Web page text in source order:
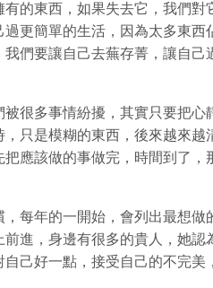
的東西，如果失去它，我們對
更簡單的生活，因為太多東西
們要讓自己去蕪存菁，讓自己
很多事情紛擾，其實只要把心
只是模糊的東西，後來越來越
應該做的事做完，時間到了，
每年的一開始，會列出最想做
進，身邊有很多的貴人，她認
己好一點，接受自己的不完美